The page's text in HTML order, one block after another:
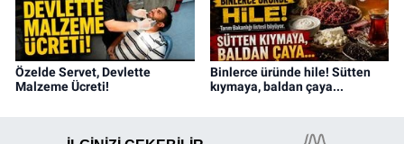
Özelde Servet, Devlette
Malzeme Ücreti!
Binlerce üründe hile! Sütten
kıymaya, baldan çaya...